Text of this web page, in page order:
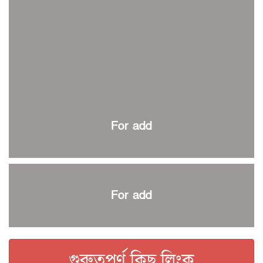
প্রথম প্যারা স্পোর্টস কার্নিভাল শুরু
স্বাধীনতা দিবস রোলার স্কেটিং কাল শুরু
স্টোকস-রুটদের ফিল্ডিং কোচ নারী দলের সারাহ
কিউট-ডিআরইউ অ্যাথলেটিকসে বাতেন প্রথম
ইসলামী বিশ্ববিদ্যালয় আন্তর্জাতিক দাবায় যদুনাথ চ্যাম্পিয়ন
For add
For add